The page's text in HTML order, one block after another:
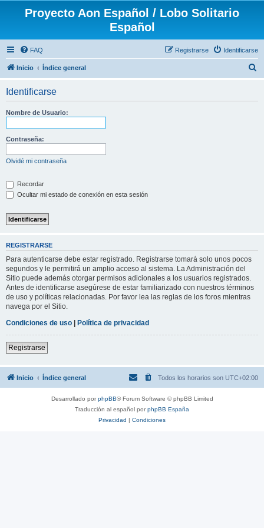
Proyecto Aon Español / Lobo Solitario
Español
FAQ Identificarse
Registrarse
Inicio Índice general
Identificarse
Nombre de Usuario:
Contraseña:
Olvidé mi contraseña
Recordar
Ocultar mi estado de conexión en esta sesión
REGISTRARSE
Para autenticarse debe estar registrado. Registrarse tomará solo unos pocos
segundos y le permitirá un amplio acceso al sistema. La Administración del
Sitio puede además otorgar permisos adicionales a los usuarios registrados.
Antes de identificarse asegúrese de estar familiarizado con nuestros términos
de uso y políticas relacionadas. Por favor lea las reglas de los foros mientras
navega por el Sitio.
Condiciones de uso | Política de privacidad
Registrarse
Inicio Índice general Todos los horarios son UTC+02:00
Desarrollado porphpBB® Forum Software © phpBB Limited
Traducción al español porphpBB España
Privacidad | Condiciones